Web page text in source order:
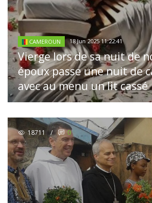
CAMEROUN 18 Jun 2025 11:22:41
Vierge lors de sa nuit de
époux passe une nuit de
avec au menu un lit cassé
18711 / 0